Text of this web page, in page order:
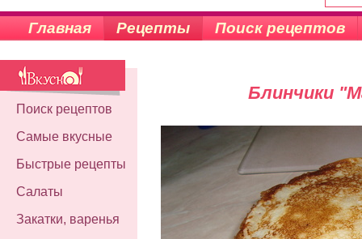
Главная Рецепты Поиск рецептов
Поиск рецептов
Самые вкусные
Быстрые рецепты
Салаты
Закатки, варенья
Блинчики